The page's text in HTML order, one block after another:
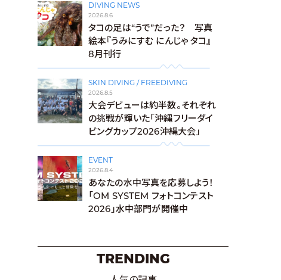
DIVING NEWS
2026.8.6
タコの足は“うで”だった？ 写真
絵本『うみにすむ にんじゃ タコ』
8月刊行
SKIN DIVING / FREEDIVING
2026.8.5
大会デビューは約半数。それぞれ
の挑戦が輝いた「沖縄フリーダイ
ビングカップ2026沖縄大会」
EVENT
2026.8.4
あなたの水中写真を応募しよう！
「OM SYSTEM フォトコンテスト
2026」水中部門が開催中
TRENDING